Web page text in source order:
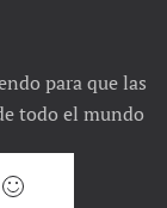
para que las
todo el mundo